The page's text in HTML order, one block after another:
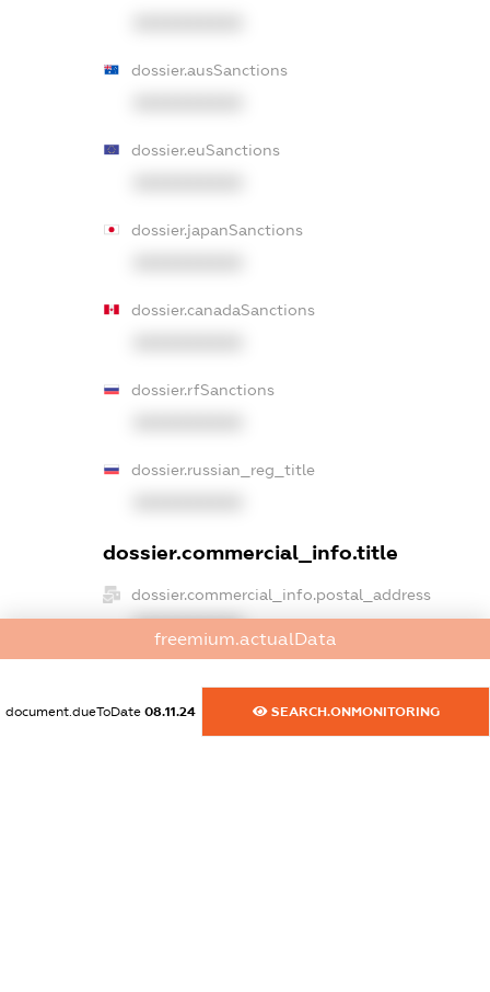
dossier.ausSanctions
dossier.euSanctions
dossier.japanSanctions
dossier.canadaSanctions
dossier.rfSanctions
dossier.russian_reg_title
dossier.commercial_info.title
dossier.commercial_info.postal_address
XXXXXXXXXX
freemium.actualData
document.dueToDate 08.11.24 SEARCH.ONMONITORING